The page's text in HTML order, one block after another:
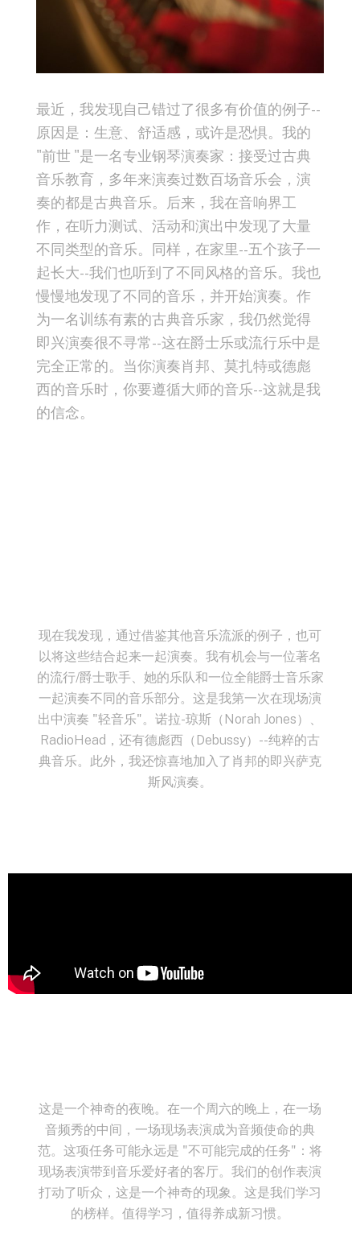
最近，我发现自己错过了很多有价值的例子--
原因是：生意、舒适感，或许是恐惧。我的
"前世 "是一名专业钢琴演奏家：接受过古典
音乐教育，多年来演奏过数百场音乐会，演
奏的都是古典音乐。后来，我在音响界工
作，在听力测试、活动和演出中发现了大量
不同类型的音乐。同样，在家里--五个孩子一
起长大--我们也听到了不同风格的音乐。我也
慢慢地发现了不同的音乐，并开始演奏。作
为一名训练有素的古典音乐家，我仍然觉得
即兴演奏很不寻常--这在爵士乐或流行乐中是
完全正常的。当你演奏肖邦、莫扎特或德彪
西的音乐时，你要遵循大师的音乐--这就是我
的信念。
现在我发现，通过借鉴其他音乐流派的例子，也可
以将这些结合起来一起演奏。我有机会与一位著名
的流行/爵士歌手、她的乐队和一位全能爵士音乐家
一起演奏不同的音乐部分。这是我第一次在现场演
出中演奏 "轻音乐"。诺拉-琼斯（Norah Jones）、
RadioHead，还有德彪西（Debussy）--纯粹的古
典音乐。此外，我还惊喜地加入了肖邦的即兴萨克
斯风演奏。
这是一个神奇的夜晚。在一个周六的晚上，在一场
音频秀的中间，一场现场表演成为音频使命的典
范。这项任务可能永远是 "不可能完成的任务"：将
现场表演带到音乐爱好者的客厅。我们的创作表演
打动了听众，这是一个神奇的现象。这是我们学习
的榜样。值得学习，值得养成新习惯。